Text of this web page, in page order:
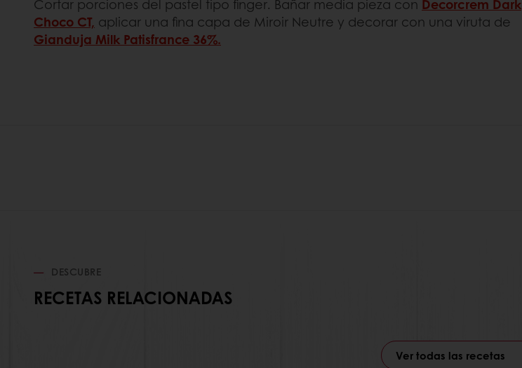
Cortar porciones del pastel tipo finger. Bañar media pieza con Decorcrem Dark
Choco CT, aplicar una fina capa de Miroir Neutre y decorar con una viruta de
Gianduja Milk Patisfrance 36%.
DESCUBRE
RECETAS RELACIONADAS
Ver todas las recetas